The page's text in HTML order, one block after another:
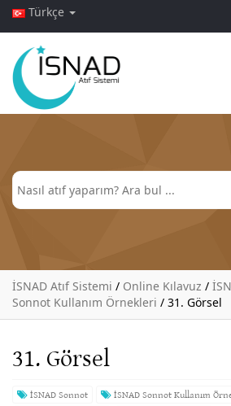
Türkçe
İSNAD Atıf Sistemi / Online Kılavuz /
Sonnot Kullanım Örnekleri / 31. Görsel
31. Görsel
İSNAD Sonnot İSNAD Sonnot Kullanım